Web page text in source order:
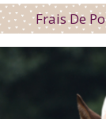
Frais De
Panneau de gestion